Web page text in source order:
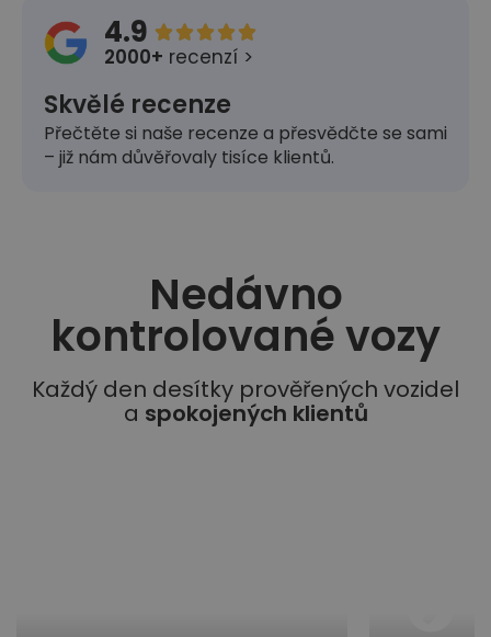
4.9 
2000+ recenzí >
Skvělé recenze
Přečtěte si naše recenze a přesvědčte se sami
– již nám důvěřovaly tisíce klientů.
Nedávno
kontrolované vozy​
Každý den desítky prověřených vozidel
a spokojených klientů